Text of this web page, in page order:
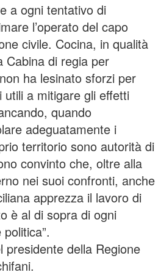
a ogni tentativo di
l’operato del capo
civile. Cocina, in qualità
Cabina di regia per
ha lesinato sforzi per
utili a mitigare gli effetti
quando
adeguatamente i
territorio sono autorità di
convinto che, oltre alla
nei suoi confronti, anche
apprezza il lavoro di
è al di sopra di ogni
presidente della Regione